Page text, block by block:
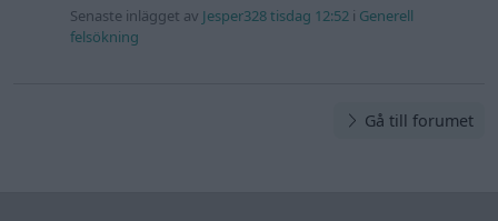
Senaste inlägget av Jesper328 tisdag 12:52 i Generell
felsökning
Gå till forumet